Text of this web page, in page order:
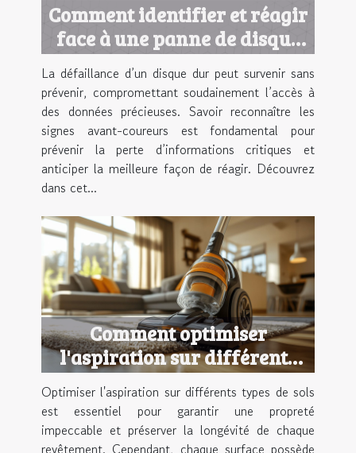
Comment identifier et réagir
face à une panne de disque
dur ?
La défaillance d’un disque dur peut survenir sans
prévenir, compromettant soudainement l’accès à
des données précieuses. Savoir reconnaître les
signes avant-coureurs est fondamental pour
prévenir la perte d’informations critiques et
anticiper la meilleure façon de réagir. Découvrez
dans cet...
Comment optimiser
l'aspiration sur différents
types de sols ?
Optimiser l'aspiration sur différents types de sols
est essentiel pour garantir une propreté
impeccable et préserver la longévité de chaque
revêtement. Cependant, chaque surface possède